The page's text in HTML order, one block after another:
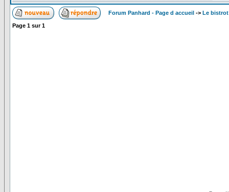
Forum Panhard - Page d accueil -> Le bistrot
Page 1 sur1